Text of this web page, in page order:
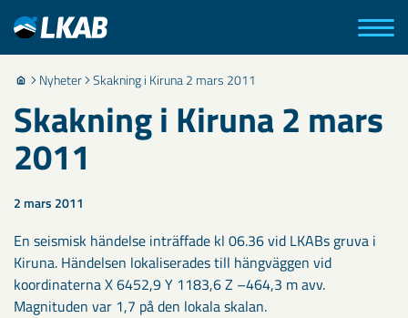
Nyheter Skakning i Kiruna 2 mars 2011
Skakning i Kiruna 2 mars
2011
2 mars 2011
En seismisk händelse inträffade kl 06.36 vid LKABs gruva i
Kiruna. Händelsen lokaliserades till hängväggen vid
koordinaterna X 6452,9 Y 1183,6 Z –464,3 m avv.
Magnituden var 1,7 på den lokala skalan.